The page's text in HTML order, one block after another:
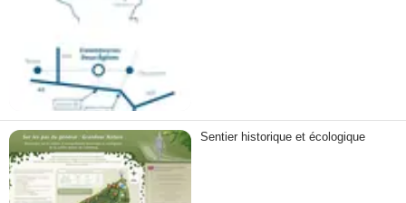
Sentier historique et écologique